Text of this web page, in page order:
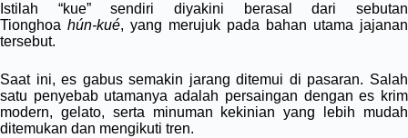
Istilah “kue” sendiri diyakini berasal dari sebutan
Tionghoa hún-kué, yang merujuk pada bahan utama jajanan
tersebut.
Saat ini, es gabus semakin jarang ditemui di pasaran. Salah
satu penyebab utamanya adalah persaingan dengan es krim
modern, gelato, serta minuman kekinian yang lebih mudah
ditemukan dan mengikuti tren.